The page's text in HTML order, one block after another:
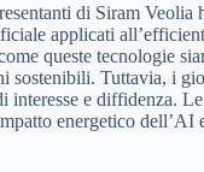
di Siram Veolia
applicati
queste tecnologie
sostenibili. Tuttavia, i
interesse e diffidenza.
energetico dell’AI